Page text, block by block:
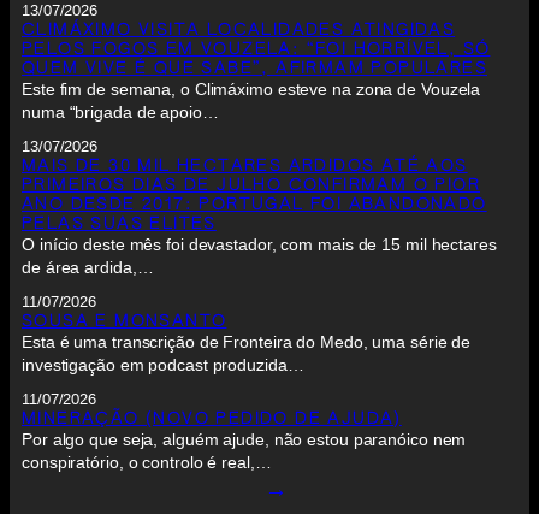
13/07/2026
CLIMÁXIMO VISITA LOCALIDADES ATINGIDAS
PELOS FOGOS EM VOUZELA: “FOI HORRÍVEL, SÓ
QUEM VIVE É QUE SABE”, AFIRMAM POPULARES
Este fim de semana, o Climáximo esteve na zona de Vouzela
numa “brigada de apoio…
13/07/2026
MAIS DE 30 MIL HECTARES ARDIDOS ATÉ AOS
PRIMEIROS DIAS DE JULHO CONFIRMAM O PIOR
ANO DESDE 2017: PORTUGAL FOI ABANDONADO
PELAS SUAS ELITES
O início deste mês foi devastador, com mais de 15 mil hectares
de área ardida,…
11/07/2026
SOUSA E MONSANTO
Esta é uma transcrição de Fronteira do Medo, uma série de
investigação em podcast produzida…
11/07/2026
MINERAÇÃO (NOVO PEDIDO DE AJUDA)
Por algo que seja, alguém ajude, não estou paranóico nem
conspiratório, o controlo é real,…
→